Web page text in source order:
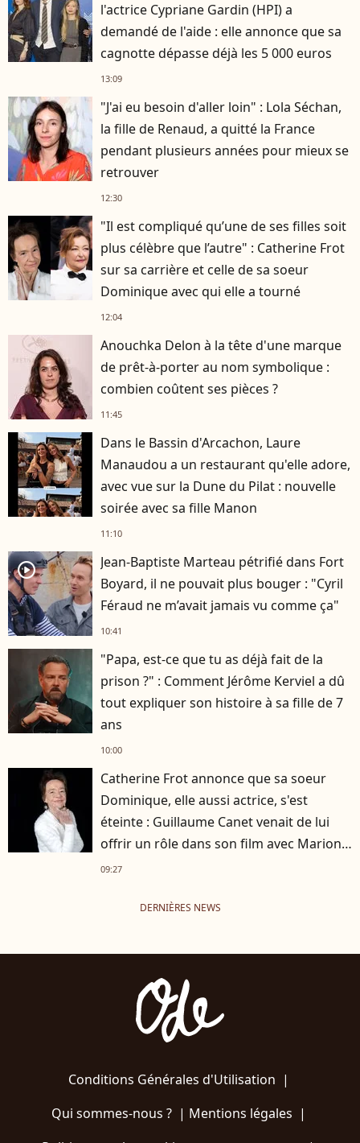
l'actrice Cypriane Gardin (HPI) a
demandé de l'aide : elle annonce que sa
cagnotte dépasse déjà les 5 000 euros
13:09
"J'ai eu besoin d'aller loin" : Lola Séchan,
la fille de Renaud, a quitté la France
pendant plusieurs années pour mieux se
retrouver
12:30
"Il est compliqué qu’une de ses filles soit
plus célèbre que l’autre" : Catherine Frot
sur sa carrière et celle de sa soeur
Dominique avec qui elle a tourné
12:04
Anouchka Delon à la tête d'une marque
de prêt-à-porter au nom symbolique :
combien coûtent ses pièces ?
11:45
Dans le Bassin d'Arcachon, Laure
Manaudou a un restaurant qu'elle adore,
avec vue sur la Dune du Pilat : nouvelle
soirée avec sa fille Manon
11:10
player2
Jean-Baptiste Marteau pétrifié dans Fort
Boyard, il ne pouvait plus bouger : "Cyril
Féraud ne m’avait jamais vu comme ça"
10:41
"Papa, est-ce que tu as déjà fait de la
prison ?" : Comment Jérôme Kerviel a dû
tout expliquer son histoire à sa fille de 7
ans
10:00
Catherine Frot annonce que sa soeur
Dominique, elle aussi actrice, s'est
éteinte : Guillaume Canet venait de lui
offrir un rôle dans son film avec Marion
Cotillard
09:27
DERNIÈRES NEWS
Conditions Générales d'Utilisation |
Qui sommes-nous ?| Mentions légales |